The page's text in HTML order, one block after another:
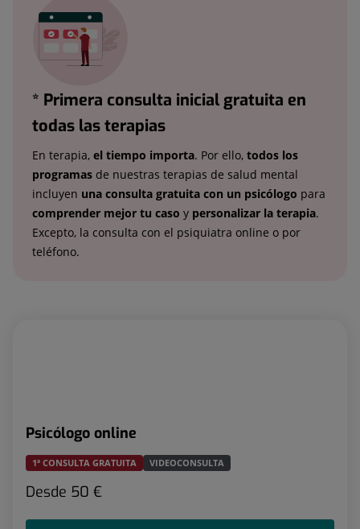
* Primera consulta inicial gratuita en
todas las terapias
En terapia, el tiempo importa. Por ello, todos los
programas de nuestras terapias de salud mental
incluyen una consulta gratuita con un psicólogo para
comprender mejor tu caso y personalizar la terapia.
Excepto, la consulta con el psiquiatra online o por
teléfono.
Psicólogo online
1ª CONSULTA GRATUITA VIDEOCONSULTA
Desde 50 €